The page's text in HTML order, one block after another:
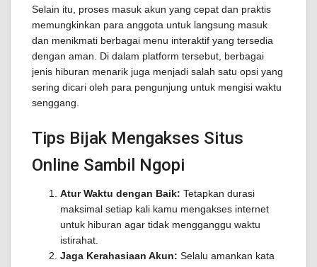
Selain itu, proses masuk akun yang cepat dan praktis
memungkinkan para anggota untuk langsung masuk
dan menikmati berbagai menu interaktif yang tersedia
dengan aman. Di dalam platform tersebut, berbagai
jenis hiburan menarik juga menjadi salah satu opsi yang
sering dicari oleh para pengunjung untuk mengisi waktu
senggang.
Tips Bijak Mengakses Situs
Online Sambil Ngopi
Atur Waktu dengan Baik: Tetapkan durasi
maksimal setiap kali kamu mengakses internet
untuk hiburan agar tidak mengganggu waktu
istirahat.
Jaga Kerahasiaan Akun: Selalu amankan kata